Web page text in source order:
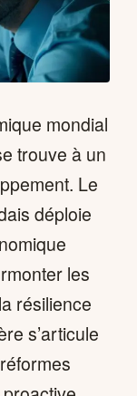
mondial
trouve à un
Le
déploie
les
résilience
s’articule